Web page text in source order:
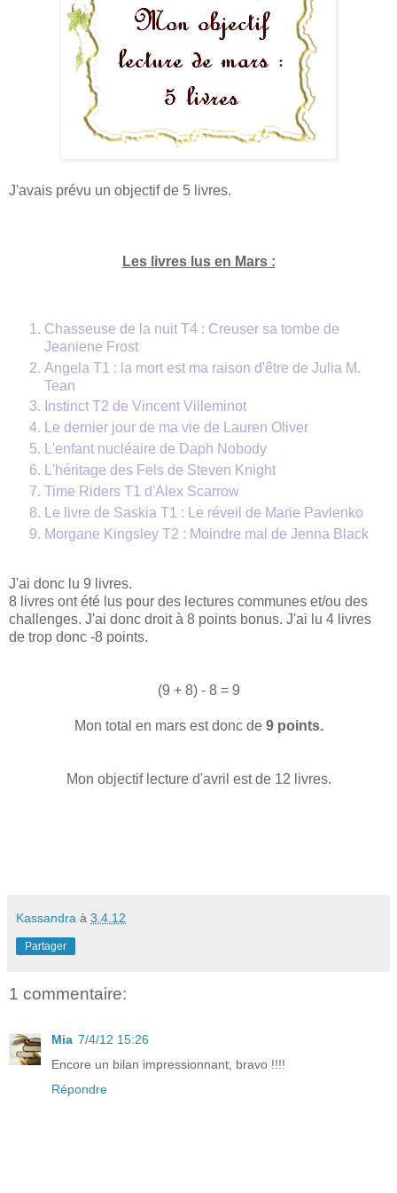
J'avais prévu un objectif de 5 livres.
Les livres lus en Mars :
Chasseuse de la nuit T4 : Creuser sa tombe de
Jeaniene Frost
Angela T1 : la mort est ma raison d'être de Julia M.
Tean
Instinct T2 de Vincent Villeminot
Le dernier jour de ma vie de Lauren Oliver
L'enfant nucléaire de Daph Nobody
L'héritage des Fels de Steven Knight
Time Riders T1 d'Alex Scarrow
Le livre de Saskia T1 : Le réveil de Marie Pavlenko
Morgane Kingsley T2 : Moindre mal de Jenna Black
J'ai donc lu 9 livres.
8 livres ont été lus pour des lectures communes et/ou des
challenges. J'ai donc droit à 8 points bonus. J'ai lu 4 livres
de trop donc -8 points.
(9 + 8) - 8 = 9
Mon total en mars est donc de 9 points.
Mon objectif lecture d'avril est de 12 livres.
Kassandra à 3.4.12
Partager
1 commentaire:
Mia 7/4/12 15:26
Encore un bilan impressionnant, bravo !!!!
Répondre